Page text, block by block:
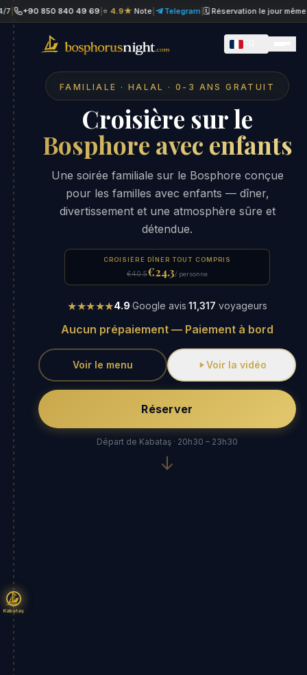
Kabataş
850 840 49 69 |⭐4.9★Note| Telegram|🗓 Réservation le jour même|
FAMILIALE · HALAL · 0-3 ANS GRATUIT
Croisière sur le
Bosphore avec enfants
Une soirée familiale sur le Bosphore conçue
pour les familles avec enfants — dîner,
divertissement et une atmosphère sûre et
détendue.
CROISIÈRE DÎNER TOUT COMPRIS
€40.5€24.3/ personne
★★★★★4.9·Google avis·11,317 voyageurs
Aucun prépaiement — Paiement à bord
Voir le menu Voir la vidéo
Réserver
Départ de Kabataş · 20h30 – 23h30